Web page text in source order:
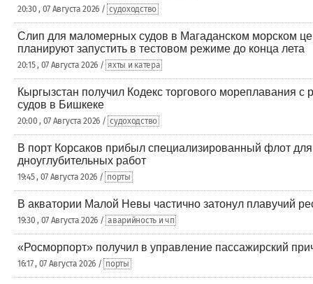
20:30 , 07 Августа 2026 / судоходство
Слип для маломерных судов в Магаданском морском
планируют запустить в тестовом режиме до конца лета
20:15 , 07 Августа 2026 / яхты и катера
Кыргызстан получил Кодекс торгового мореплавания с
судов в Бишкеке
20:00 , 07 Августа 2026 / судоходство
В порт Корсаков прибыл специализированный флот
дноуглубительных работ
19:45 , 07 Августа 2026 / порты
В акватории Малой Невы частично затонул плавучий
19:30 , 07 Августа 2026 / аварийность и чп
«Росморпорт» получил в управление пассажирский
16:17 , 07 Августа 2026 / порты